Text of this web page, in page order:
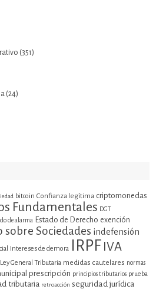
(351)
(24)
bitcoin Confianza legítima criptomonedas
Fundamentales DGT
de alarma Estado de Derecho exención
sobre Sociedades indefensión
Intereses de demora IRPF IVA
Ley General Tributaria medidas cautelares normas
prescripción principios tributarios prueba
tributaria retroacción seguridad jurídica